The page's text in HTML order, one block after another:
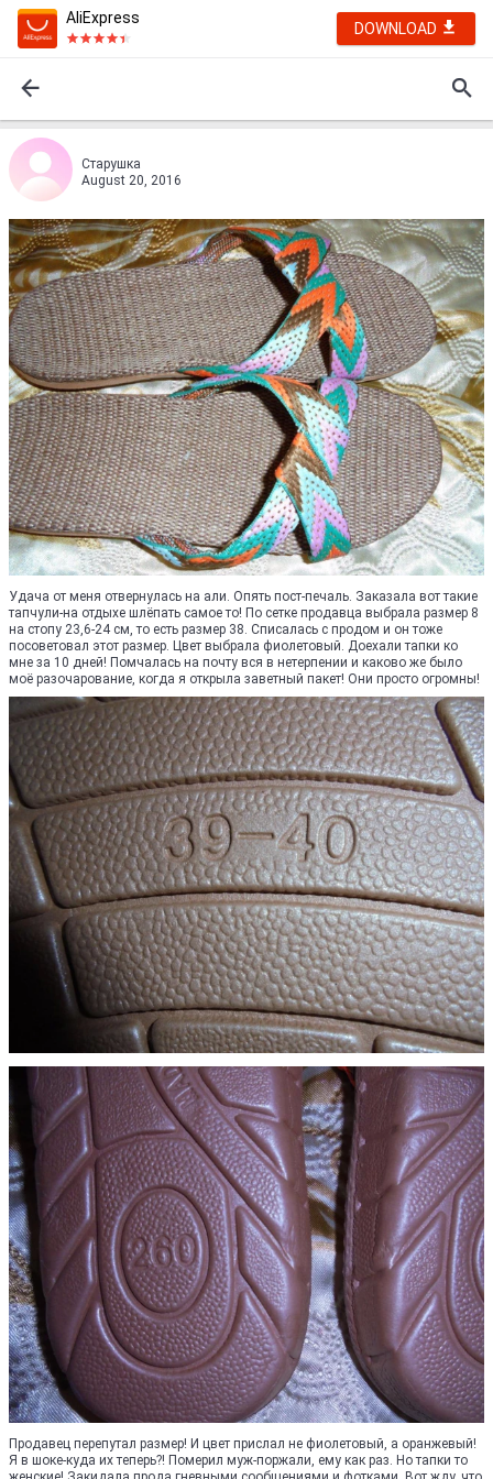
AliExpress
DOWNLOAD
Старушка
August 20, 2016
Удача от меня отвернулась на али. Опять пост-печаль. Заказала вот такие
тапчули-на отдыхе шлёпать самое то! По сетке продавца выбрала размер 8
на стопу 23,6-24 см, то есть размер 38. Списалась с продом и он тоже
посоветовал этот размер. Цвет выбрала фиолетовый. Доехали тапки ко
мне за 10 дней! Помчалась на почту вся в нетерпении и каково же было
моё разочарование, когда я открыла заветный пакет! Они просто огромны!
Продавец перепутал размер! И цвет прислал не фиолетовый, а оранжевый!
Я в шоке-куда их теперь?! Померил муж-поржали, ему как раз. Но тапки то